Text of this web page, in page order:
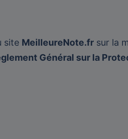
site MeilleureNote.fr sur la
Général sur la